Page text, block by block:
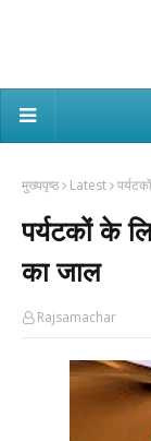
मुख्यपृष्ठ Latest
पर्यटकों के
का जाल
Rajsamachar